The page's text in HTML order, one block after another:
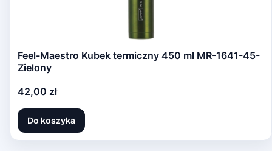
Feel-Maestro Kubek termiczny 450 ml MR-1641-45-
Zielony
Cena
42,00 zł
Do koszyka